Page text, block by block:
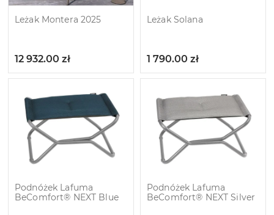
Leżak Montera 2025
12 932.00 zł
Leżak Solana
1 790.00 zł
Podnóżek Lafuma
BeComfort® NEXT Blue
Podnóżek Lafuma
BeComfort® NEXT Silver